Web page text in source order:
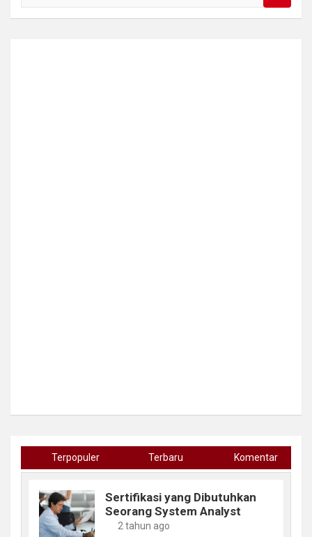
a
Terpopuler Terbaru Komentar
Sertifikasi yang Dibutuhkan
Seorang System Analyst
2 tahun ago